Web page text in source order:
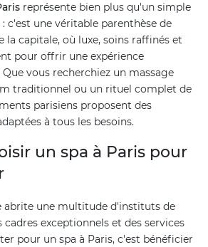
représente bien plus qu'un simple
c'est une véritable parenthèse de
capitale, où luxe, soins raffinés et
pour offrir une expérience
vous recherchiez un massage
traditionnel ou un rituel complet de
parisiens proposent des
à tous les besoins.
un spa à Paris pour
abrite une multitude d'instituts de
exceptionnels et des services
pour un spa à Paris, c'est bénéficier